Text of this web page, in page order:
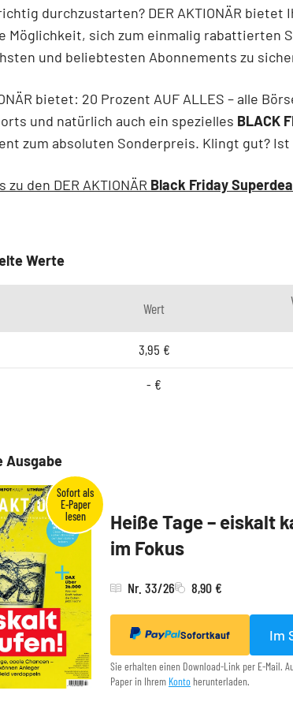
durchzustarten? DER AKTIONÄR bietet
Möglichkeit, sich zum einmalig rabattierten
und beliebtesten Abonnements zu
bietet: 20 Prozent AUF ALLES – alle
und natürlich auch ein spezielles BLACK
zum absoluten Sonderpreis. Klingt gut? Ist
zu den DER AKTIONÄR Black Friday
Werte
Wert
3,95 €
- €
Ausgabe
Heiße Tage – eiskalt
im Fokus
Nr. 33/26 8,90 €
Sofortkauf Im
Sie erhalten einen Download-Link per E-Mail.
Paper in Ihrem Konto herunterladen.